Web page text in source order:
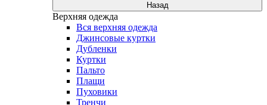
Назад
Верхняя одежда
Вся верхняя одежда
Джинсовые куртки
Дубленки
Куртки
Пальто
Плащи
Пуховики
Тренчи